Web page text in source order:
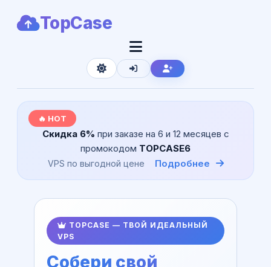
TopCase
🔥 HOT
Скидка 6% при заказе на 6 и 12 месяцев с
промокодом TOPCASE6
VPS по выгодной цене Подробнее
TOPCASE — ТВОЙ ИДЕАЛЬНЫЙ
VPS
Собери свой